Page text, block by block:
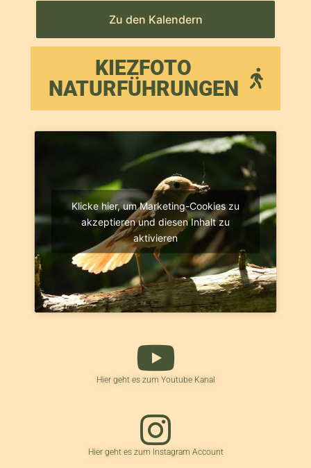
Zu den Kalendern
KIEZFOTO
NATURFÜHRUNGEN
Klicke hier, um Marketing-Cookies zu
akzeptieren und diesen Inhalt zu
aktivieren
Hier geht es zum Youtube Kanal
Hier geht es zum Instagram Account